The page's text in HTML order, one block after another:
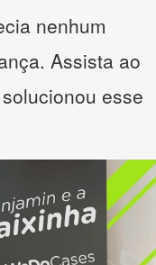
nenhum
Assista ao
esse